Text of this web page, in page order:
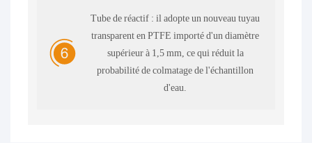
Tube de réactif : il adopte un nouveau tuyau
transparent en PTFE importé d'un diamètre
supérieur à 1,5 mm, ce qui réduit la
probabilité de colmatage de l'échantillon
d'eau.